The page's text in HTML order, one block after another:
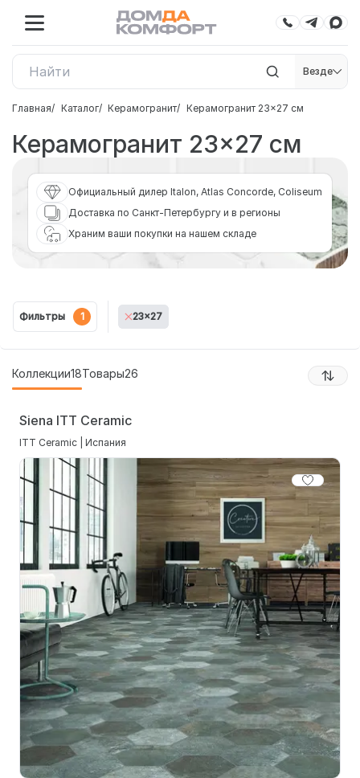
Везде
Главная Каталог Керамогранит Керамогранит 23×27 см
Керамогранит 23×27 см
Официальный дилер Italon, Atlas Concorde, Coliseum
Доставка по Санкт-Петербургу и в регионы
Храним ваши покупки на нашем складе
Фильтры 1 23x27
Коллекции18Товары26
Siena ITT Ceramic
ITT Ceramic | Испания